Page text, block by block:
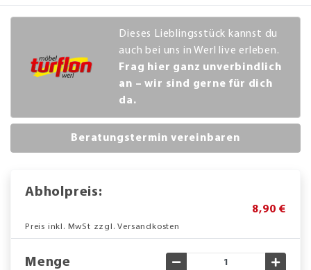
Dieses Lieblingsstück kannst du
auch bei uns in Werl live erleben.
Frag hier ganz unverbindlich
an – wir sind gerne für dich
da.
Beratungstermin vereinbaren
Abholpreis:
8,90 €
Preis inkl. MwSt zzgl. Versandkosten
Menge Gewünschte Menge